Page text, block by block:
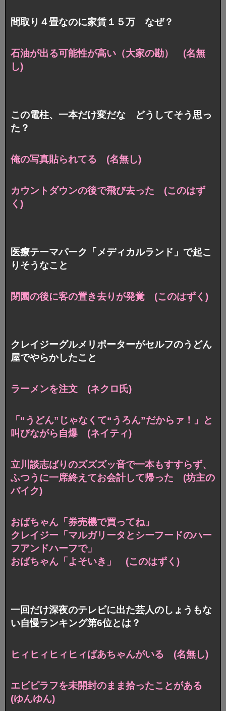
間取り４畳なのに家賃１５万 なぜ？
石油が出る可能性が高い（大家の勘） (名無
し)
この電柱、一本だけ変だな どうしてそう思っ
た？
俺の写真貼られてる (名無し)
カウントダウンの後で飛び去った (このはず
く)
医療テーマパーク「メディカルランド」で起こ
りそうなこと
閉園の後に客の置き去りが発覚 (このはずく)
クレイジーグルメリポーターがセルフのうどん
屋でやらかしたこと
ラーメンを注文 (ネクロ氏)
「“うどん”じゃなくて“うろん”だからァ！」と
叫びながら自爆 (ネイティ)
立川談志ばりのズズズッ音で一本もすすらず、
ふつうに一席終えてお会計して帰った (坊主の
バイク)
おばちゃん「券売機で買ってね」
クレイジー「マルガリータとシーフードのハー
フアンドハーフで」
おばちゃん「よそいき」 (このはずく)
一回だけ深夜のテレビに出た芸人のしょうもな
い自慢ランキング第6位とは？
ヒィヒィヒィヒィばあちゃんがいる (名無し)
エビピラフを未開封のまま拾ったことがある
(ゆんゆん)